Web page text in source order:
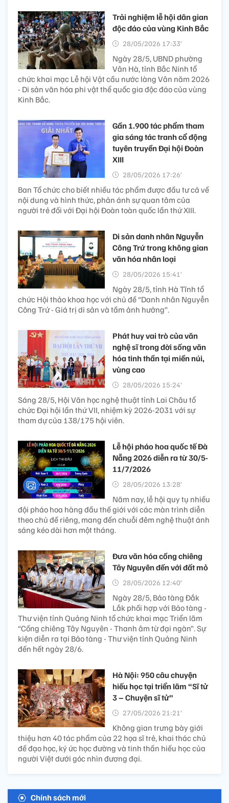
Trải nghiệm lễ hội dân gian
độc đáo của vùng Kinh Bắc
28/05/2026 17:33’
Ngày 28/5, UBND phường
Vân Hà, tỉnh Bắc Ninh tổ
chức khai mạc Lễ hội Vật cầu nước làng Vân năm 2026
- Di sản văn hóa phi vật thể quốc gia độc đáo của vùng
Kinh Bắc.
Gần 1.900 tác phẩm tham
gia sáng tác tranh cổ động
tuyên truyền Đại hội Đoàn
XIII
28/05/2026 17:26’
Ban Tổ chức cho biết nhiều tác phẩm được đầu tư cả về
nội dung và hình thức, phản ánh sự quan tâm của
người trẻ đối với Đại hội Đoàn toàn quốc lần thứ XIII.
Di sản danh nhân Nguyễn
Công Trứ trong không gian
văn hóa nhân loại
28/05/2026 15:41’
Ngày 28/5, tỉnh Hà Tĩnh tổ
chức Hội thảo khoa học với chủ đề “Danh nhân Nguyễn
Công Trứ - Giá trị di sản và tầm ảnh hưởng”.
Phát huy vai trò của văn
nghệ sĩ trong đời sống văn
hóa tinh thần tại miền núi,
vùng cao
28/05/2026 15:24’
Sáng 28/5, Hội Văn học nghệ thuật tỉnh Lai Châu tổ
chức Đại hội lần thứ VII, nhiệm kỳ 2026-2031 với sự
tham dự của 138/175 hội viên.
Lễ hội pháo hoa quốc tế Đà
Nẵng 2026 diễn ra từ 30/5-
11/7/2026
28/05/2026 13:28’
Năm nay, lễ hội quy tụ nhiều
đội pháo hoa hàng đầu thế giới với các màn trình diễn
theo chủ đề riêng, mang đến chuỗi đêm nghệ thuật ánh
sáng kéo dài hơn một tháng.
Đưa văn hóa cồng chiêng
Tây Nguyên đến với đất mỏ
28/05/2026 12:40’
Ngày 28/5, Bảo tàng Đắk
Lắk phối hợp với Bảo tàng -
Thư viện tỉnh Quảng Ninh tổ chức khai mạc Triển lãm
“Cồng chiêng Tây Nguyên - Thanh âm từ đại ngàn”. Sự
kiện diễn ra tại Bảo tàng - Thư viện tỉnh Quảng Ninh
đến hết ngày 28/6.
Hà Nội: 950 câu chuyện
hiếu học tại triển lãm “Sĩ tử
3 – Chuyện sĩ tử”
27/05/2026 21:21’
Không gian trưng bày giới
thiệu hơn 40 tác phẩm của 22 họa sĩ trẻ, khai thác chủ
đề đạo học, ký ức học đường và tinh thần hiếu học của
người Việt dưới góc nhìn đương đại.
Chính sách mới